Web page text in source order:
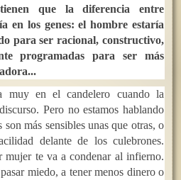
que la diferencia entre
en los genes: el hombre estaría
para ser racional, constructivo,
programadas para ser más
muy en el candelero cuando la
Pero no estamos hablando
son más sensibles unas que otras, o
delante de los culebrones.
mujer te va a condenar al infierno.
miedo, a tener menos dinero o